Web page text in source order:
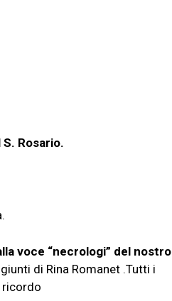
Rosario.
voce “necrologi” del nostro
di Rina Romanet .Tutti i
ricordo